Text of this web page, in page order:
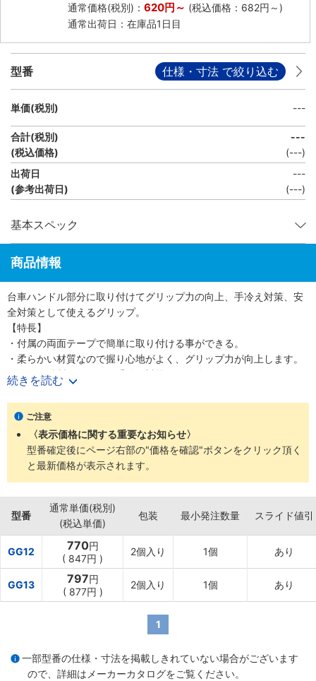
通常価格(税別)： 620円 ～ (税込価格： 682円 ～)
通常出荷日：在庫品1日目
型番 仕様・寸法 で絞り込む
単価(税別) ---
合計(税別)
(税込価格)
---
(---)
出荷日
(参考出荷日)
---
(---)
基本スペック
商品情報
台車ハンドル部分に取り付けてグリップ力の向上、手冷え対策、安
全対策として使えるグリップ。
【特長】
・付属の両面テープで簡単に取り付ける事ができる。
・柔らかい材質なので握り心地がよく、グリップ力が向上します。
・冷たい鉄製ハンドルの手冷え対策として使えます。
・安全持ち位置のマーキングとして使えます。
【用途】
・台車ハンドルの安全対策、冷え対策。
続きを読む
ご注意
〈表示価格に関する重要なお知らせ〉
型番確定後にページ右部の"価格を確認"ボタンをクリック頂く
と最新価格が表示されます。
型番
通常単価(税別)
(税込単価)
包装 最小発注数量 スライド値引
GG12 770円
( 847円 )
2個入り 1個 あり
GG13 797円
( 877円 )
2個入り 1個 あり
1
一部型番の仕様・寸法を掲載しきれていない場合がございます
ので、詳細は メーカーカタログをご覧ください。